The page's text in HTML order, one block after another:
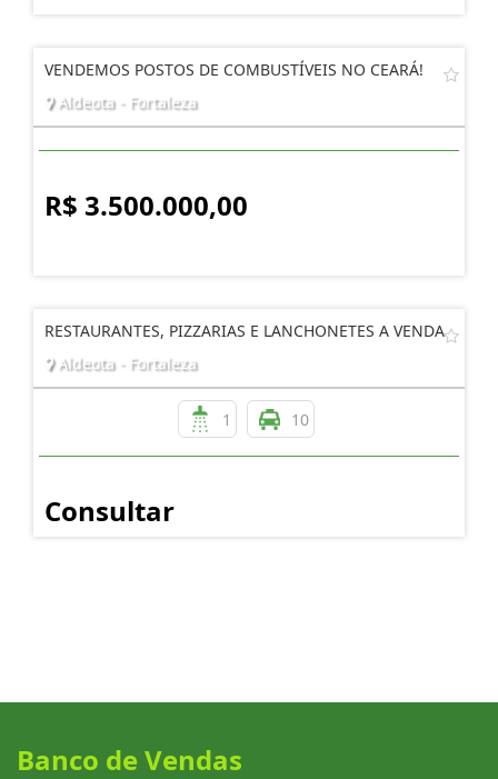
VENDEMOS POSTOS DE COMBUSTÍVEIS NO CEARÁ!
Aldeota - Fortaleza
R$ 3.500.000,00
RESTAURANTES, PIZZARIAS E LANCHONETES A VENDA
Aldeota - Fortaleza
1 10
Consultar
Banco de Vendas